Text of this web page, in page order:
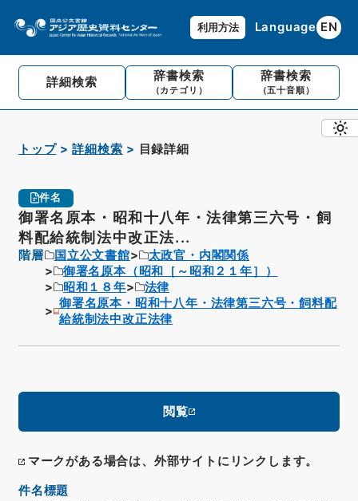
利用方法 Language EN
詳細検索 辞書検索
（カテゴリ）
辞書検索
（五十音順）
トップ 詳細検索 目録詳細
件名
御署名原本・昭和十八年・法律第三六号・飼
料配給統制法中改正法...
階層 国立公文書館
太政官・内閣関係
御署名原本（昭和［～昭和２１年］）
昭和１８年
法律
御署名原本・昭和十八年・法律第三六号・飼料配
給統制法中改正法律
閲覧
マークがある場合は、外部サイトにリンクします。
件名標題